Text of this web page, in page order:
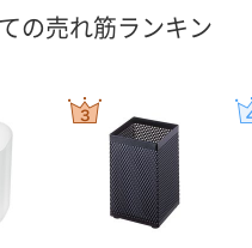
の売れ筋ランキン